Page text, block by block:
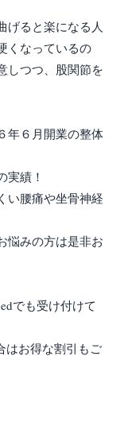
げると楽になる人
くなっているの
しつつ、股関節を
年６月開業の整体
実績！
い腰痛や坐骨神経
悩みの方は是非お
でも受け付けて
はお得な割引もご